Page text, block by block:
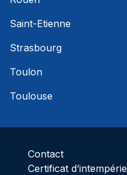
Saint-Etienne
Strasbourg
Toulon
Toulouse
Contact
Certificat d’intempérie